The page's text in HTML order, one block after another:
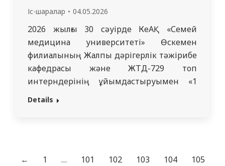
Іс-шаралар 04.05.2026
2026 жылғы 30 сәуірде КеАҚ «Семей
медицина университеті» Өскемен
филиалының Жалпы дәрігерлік тәжірибе
кафедрасы және ЖТД-729 топ
интерндерінің ұйымдастыруымен «1
мамыр – Бірлік күні» тақырыбында
құндылықтарды насихаттау. Бүгінде
Details
← 1 … 101 102 103 104
105